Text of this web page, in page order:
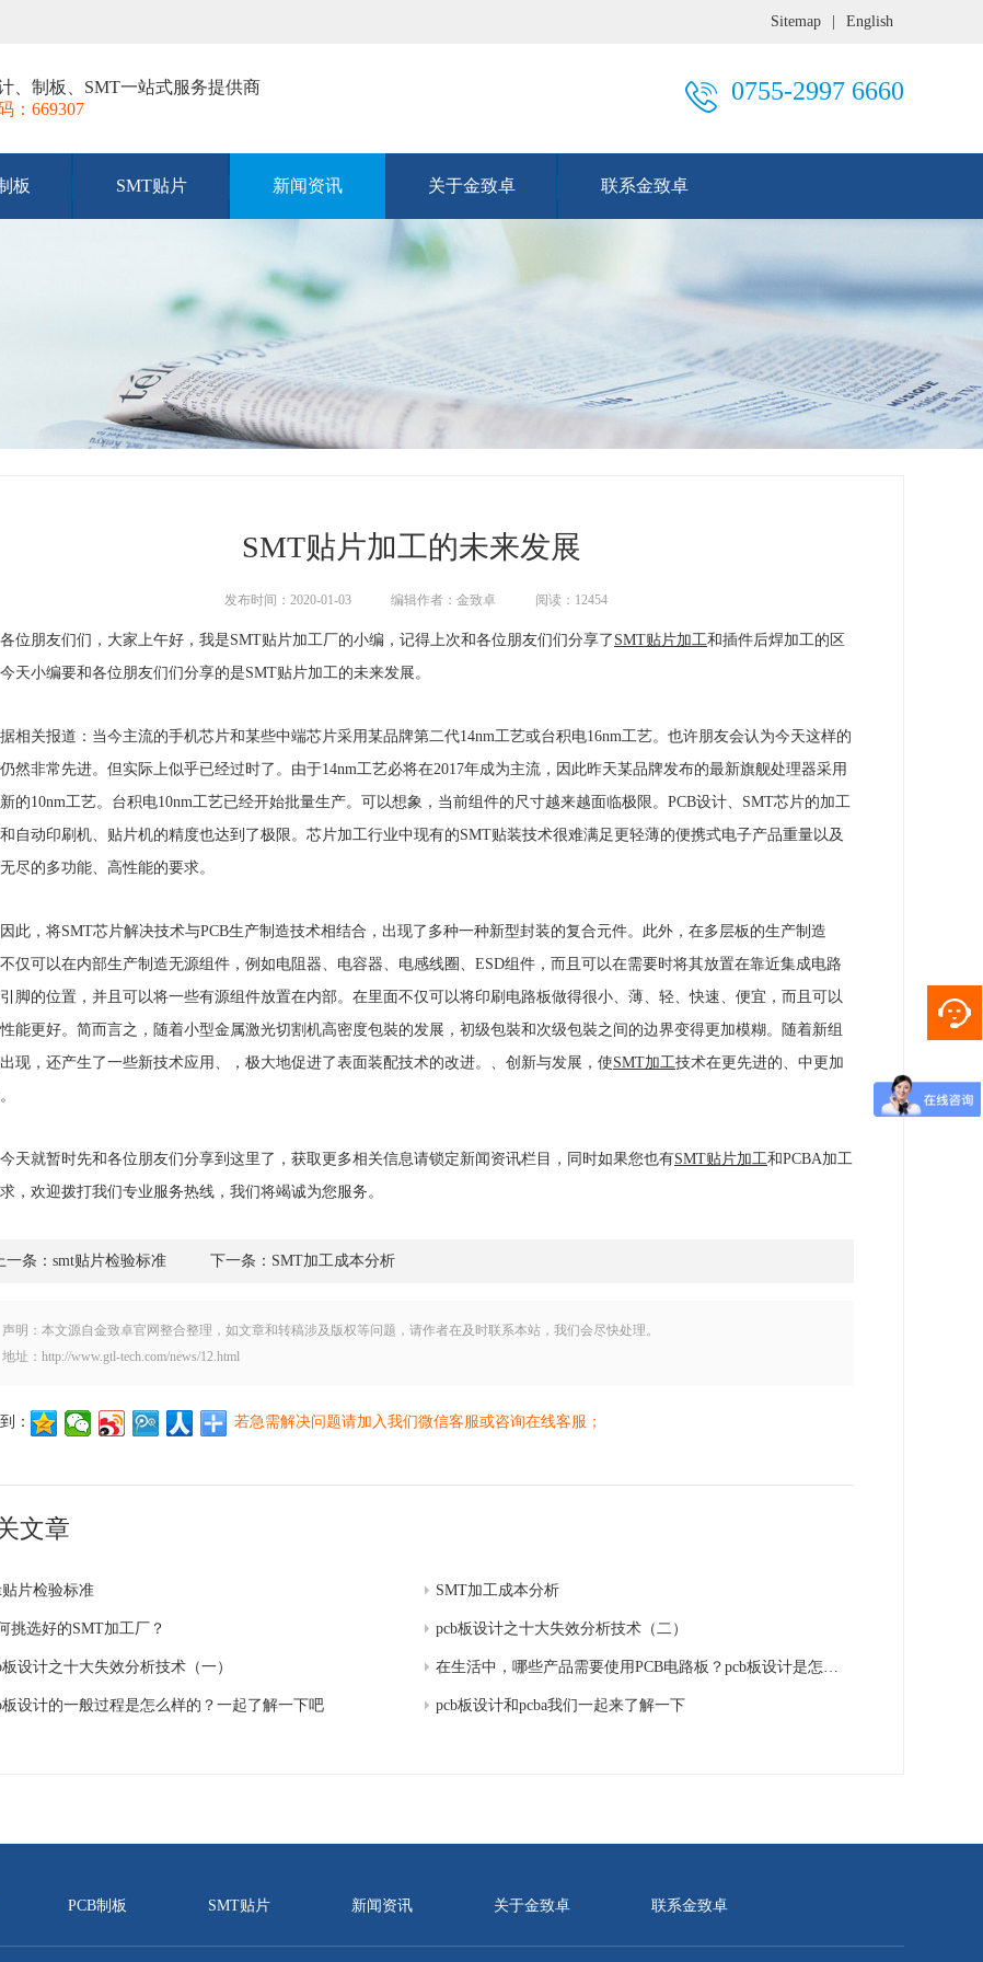
Sitemap English
、制板、SMT一站式服务提供商
：669307
0755-2997 6660
板 SMT贴片 新闻资讯 关于金致卓 联系金致卓
SMT贴片加工的未来发展
发布时间：2020-01-03 编辑作者：金致卓 阅读：12454
各位朋友们们，大家上午好，我是SMT贴片加工厂的小编，记得上次和各位朋友们们分享了 SMT贴片加工和插件后焊加工的区
天小编要和各位朋友们们分享的是SMT贴片加工的未来发展。
据相关报道：当今主流的手机芯片和某些中端芯片采用某品牌第二代14nm工艺或台积电16nm工艺。也许朋友会认为今天这样的
然非常先进。但实际上似乎已经过时了。由于14nm工艺必将在2017年成为主流，因此昨天某品牌发布的最新旗舰处理器采用
的10nm工艺。台积电10nm工艺已经开始批量生产。可以想象，当前组件的尺寸越来越面临极限。PCB设计、SMT芯片的加工
自动印刷机、贴片机的精度也达到了极限。芯片加工行业中现有的SMT贴装技术很难满足更轻薄的便携式电子产品重量以及
尽的多功能、高性能的要求。
因此，将SMT芯片解决技术与PCB生产制造技术相结合，出现了多种一种新型封装的复合元件。此外，在多层板的生产制造
仅可以在内部生产制造无源组件，例如电阻器、电容器、电感线圈、ESD组件，而且可以在需要时将其放置在靠近集成电路
脚的位置，并且可以将一些有源组件放置在内部。在里面不仅可以将印刷电路板做得很小、薄、轻、快速、便宜，而且可以
能更好。简而言之，随着小型金属激光切割机高密度包裝的发展，初级包裝和次级包裝之间的边界变得更加模糊。随着新组
现，还产生了一些新技术应用、，极大地促进了表面装配技术的改进。、创新与发展，使SMT加工技术在更先进的、中更加
今天就暂时先和各位朋友们分享到这里了，获取更多相关信息请锁定新闻资讯栏目，同时如果您也有SMT贴片加工和PCBA加工
，欢迎拨打我们专业服务热线，我们将竭诚为您服务。
一条：smt贴片检验标准 下一条：SMT加工成本分析
声明：本文源自金致卓官网整合整理，如文章和转稿涉及版权等问题，请作者在及时联系本站，我们会尽快处理。
地址：http://www.gtl-tech.com/news/12.html
： 若急需解决问题请加入我们微信客服或咨询在线客服；
文章
贴片检验标准 SMT加工成本分析
挑选好的SMT加工厂？ pcb板设计之十大失效分析技术（二）
板设计之十大失效分析技术（一）
板设计的一般过程是怎么样的？一起了解一下吧 pcb板设计和pcba我们一起来了解一下
PCB制板 SMT贴片 新闻资讯 关于金致卓 联系金致卓